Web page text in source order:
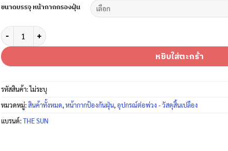
ขนาดบรรจุ หน้ากากกรองฝุ่น
จำนวน โปรโมชั่น Flash Sale หน้ากากกรองฝุ่นวาล์วคู่ THE SUN กรองฝุ่นสู
หยิบใส่ตะกร้า
รหัสสินค้า:ไม่ระบุ
หมวดหมู่:สินค้าทั้งหมด,หน้ากากป้องกันฝุ่น,อุปกรณ์ต่อพ่วง - วัสดุสิ้นเปลือง
แบรนด์:THE SUN